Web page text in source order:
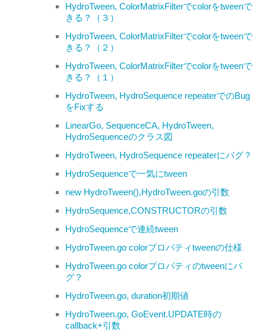
HydroTween, ColorMatrixFilterでcolorをtweenで
きる？（３）
HydroTween, ColorMatrixFilterでcolorをtweenで
きる？（２）
HydroTween, ColorMatrixFilterでcolorをtweenで
きる？（１）
HydroTween, HydroSequence repeaterでのBug
をFixする
LinearGo, SequenceCA, HydroTween,
HydroSequenceのクラス図
HydroTween, HydroSequence repeaterにバグ？
HydroSequenceで一気にtween
new HydroTween(),HydroTween.goの引数
HydroSequence,CONSTRUCTORの引数
HydroSequenceで連続tween
HydroTween.go colorプロパティtweenの仕様
HydroTween.go colorプロパティのtweenにバ
グ？
HydroTween.go, duration初期値
HydroTween.go, GoEvent.UPDATE時の
callback+引数